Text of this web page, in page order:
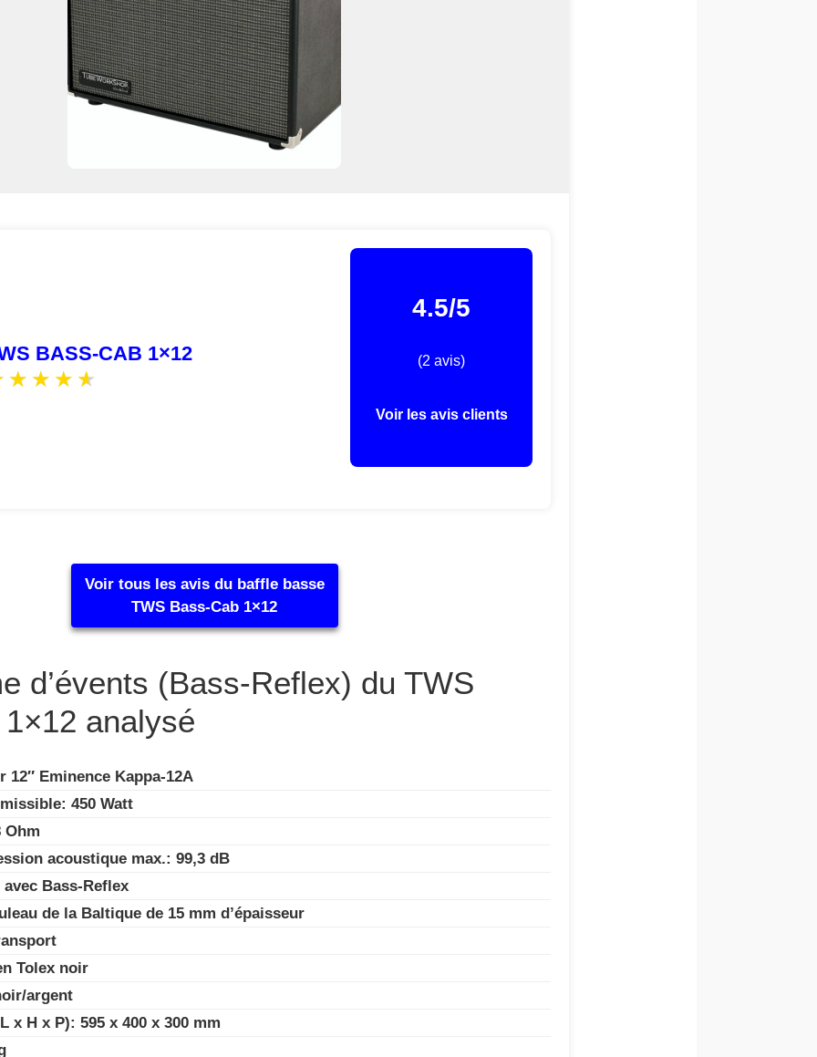
BASS-CAB 1×12
4.5/5
(2 avis)
Voir les avis clients
Voir tous les avis du baffle basse
TWS Bass-Cab 1×12
d’évents (Bass-Reflex) du TWS
analysé
12″ Eminence Kappa-12A
450 Watt
Ohm
acoustique max.: 99,3 dB
Bass-Reflex
de la Baltique de 15 mm d’épaisseur
Tolex noir
argent
x H x P): 595 x 400 x 300 mm